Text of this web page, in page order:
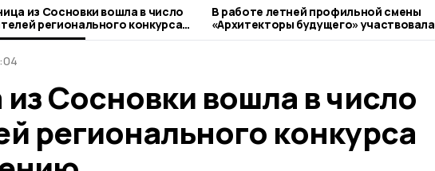
в число
регионального конкурса
В работе летней профильной смены
«Архитекторы будущего» участвовала
педагог из Сосновки
Сосновки вошла в число
регионального конкурса